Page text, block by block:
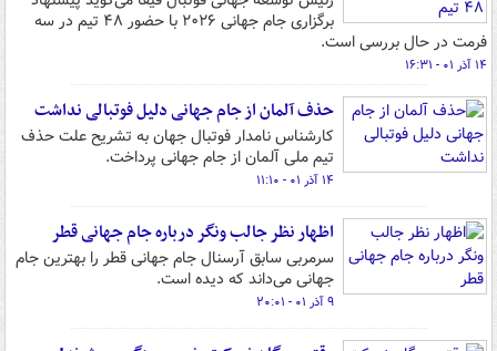
برگزاری جام جهانی ۲۰۲۶ با حضور ۴۸ تیم در سه
فرمت در حال بررسی است.
۱۴ آذر ۰۱ - ۱۶:۳۱
حذف آلمان از جام جهانی دلیل فوتبالی نداشت
کارشناس نامدار فوتبال جهان به تشریح علت حذف
تیم ملی آلمان از جام جهانی پرداخت.
۱۴ آذر ۰۱ - ۱۱:۱۰
اظهار نظر جالب ونگر درباره جام جهانی قطر
سرمربی سابق آرسنال جام جهانی قطر را بهترین جام
جهانی می‌داند که دیده است.
۹ آذر ۰۱ - ۲۰:۰۱